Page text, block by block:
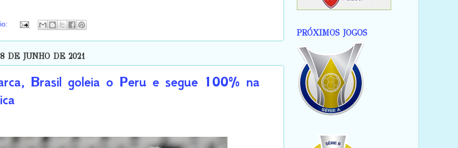
DE JUNHO DE 2021
Brasil goleia o Peru e segue 100% na
PRÓXIMOS JOGOS